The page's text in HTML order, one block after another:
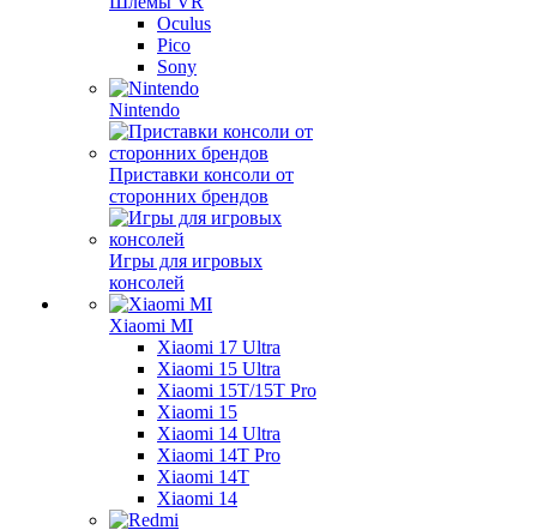
Oculus
Pico
Sony
Nintendo
Приставки консоли от
сторонних брендов
Игры для игровых
консолей
Xiaomi MI
Xiaomi 17 Ultra
Xiaomi 15 Ultra
Xiaomi 15T/15T Pro
Xiaomi 15
Xiaomi 14 Ultra
Xiaomi 14T Pro
Xiaomi 14T
Xiaomi 14